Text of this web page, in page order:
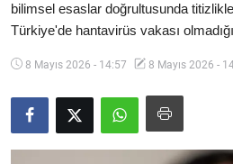
Güncel
Analiz
Makaleler
Galeri
bilimsel esaslar doğrultusunda
Türkiye'de hantavirüs vakası
8 Mayıs 2026 - 14:57 8 Mayıs 2026 -